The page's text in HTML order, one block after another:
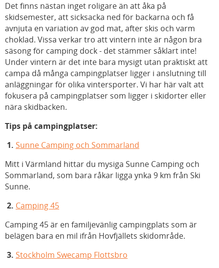
Det finns nästan inget roligare än att åka på
skidsemester, att sicksacka ned för backarna och få
avnjuta en variation av god mat, after skis och varm
choklad. Vissa verkar tro att vintern inte är någon bra
säsong för camping dock - det stämmer såklart inte!
Under vintern är det inte bara mysigt utan praktiskt att
campa då många campingplatser ligger i anslutning till
anläggningar för olika vintersporter. Vi har här valt att
fokusera på campingplatser som ligger i skidorter eller
nära skidbacken.
Tips på campingplatser:
1. Sunne Camping och Sommarland
Mitt i Värmland hittar du mysiga Sunne Camping och
Sommarland, som bara råkar ligga ynka 9 km från Ski
Sunne.
2. Camping 45
Camping 45 är en familjevänlig campingplats som är
belägen bara en mil ifrån Hovfjällets skidområde.
3. Stockholm Swecamp Flottsbro